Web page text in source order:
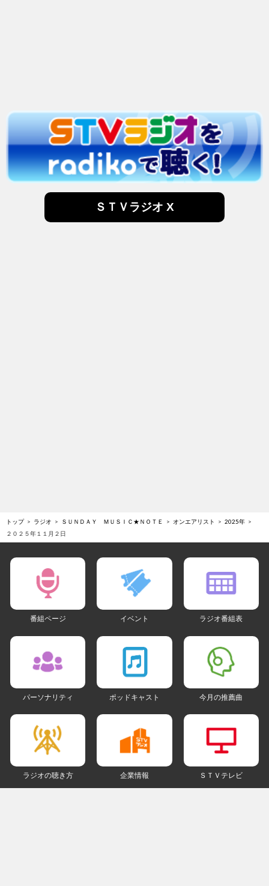
ＳＴＶラジオ X
トップ ラジオ ＳＵＮＤＡＹ ＭＵＳＩＣ★ＮＯＴＥ オンエアリスト
2025年
２０２５年１１月２日
番組ページ イベント ラジオ番組表
パーソナリティ ポッドキャスト 今月の推薦曲
ラジオの聴き方 企業情報 ＳＴＶテレビ